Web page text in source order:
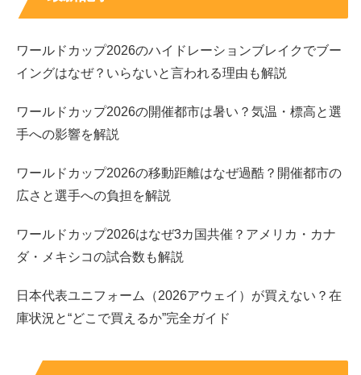
福かどうかを裏づける公表情報は出ていません。現時点の
答えは、実家の経済状況について
確定的に分かる情報はな
い、となります。
スポンサーリンク
ワールドカップ2026のハイドレーションブレイクでブー
イングはなぜ？いらないと言われる理由も解説
ワールドカップ2026の開催都市は暑い？気温・標高と選
手への影響を解説
ワールドカップ2026の移動距離はなぜ過酷？開催都市の
広さと選手への負担を解説
ワールドカップ2026はなぜ3カ国共催？アメリカ・カナ
ダ・メキシコの試合数も解説
日本代表ユニフォーム（2026アウェイ）が買えない？在
庫状況と“どこで買えるか”完全ガイド